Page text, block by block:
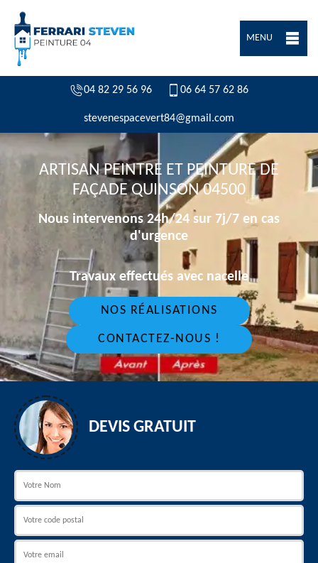
MENU
04 82 29 56 96 06 64 57 62 86
stevenespacevert84@gmail.com
ARTISAN PEINTRE ET PEINTURE DE
FAÇADE QUINSON 04500
Nous intervenons 24h/24 sur 7j/7 en cas
d'urgence
Travaux effectués avec nacelle
NOS RÉALISATIONS
CONTACTEZ-NOUS !
DEVIS GRATUIT